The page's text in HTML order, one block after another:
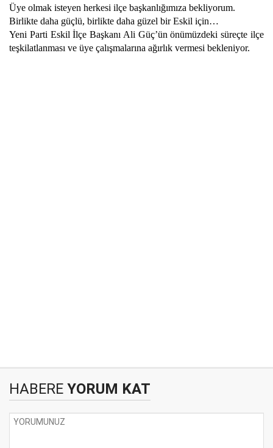
Üye olmak isteyen herkesi ilçe başkanlığımıza bekliyorum.
Birlikte daha güçlü, birlikte daha güzel bir Eskil için…
Yeni Parti Eskil İlçe Başkanı Ali Güç’ün önümüzdeki süreçte ilçe
teşkilatlanması ve üye çalışmalarına ağırlık vermesi bekleniyor.
HABERE YORUM KAT